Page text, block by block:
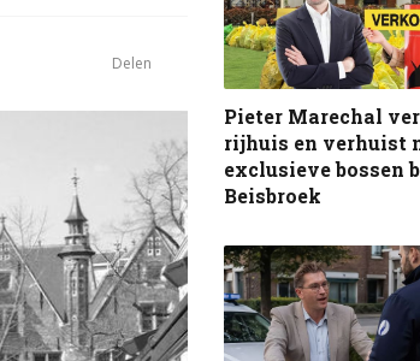
Delen
Pieter Marechal
rijhuis en verhuist
exclusieve bossen
Beisbroek